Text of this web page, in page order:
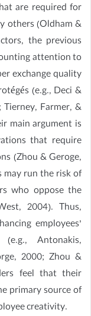
are required for
others (Oldham &
the previous
attention to
exchange quality
(e.g., Deci &
Tierney, Farmer, &
main argument is
that require
(Zhou & Geroge,
may run the risk of
who oppose the
2004). Thus,
employees’
Antonakis,
2000; Zhou &
feel that their
primary source of
creativity.